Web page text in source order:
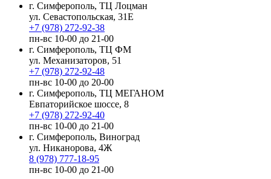
г. Симферополь, ТЦ Лоцман
ул. Севастопольская, 31Е
+7 (978) 272-92-38
пн-вс 10-00 до 21-00
г. Симферополь, ТЦ ФМ
ул. Механизаторов, 51
+7 (978) 272-92-48
пн-вс 10-00 до 20-00
г. Симферополь, ТЦ МЕГАНОМ
Евпаторийское шоссе, 8
+7 (978) 272-92-40
пн-вс 10-00 до 21-00
г. Симферополь, Виноград
ул. Никанорова, 4Ж
8 (978) 777-18-95
пн-вс 10-00 до 21-00